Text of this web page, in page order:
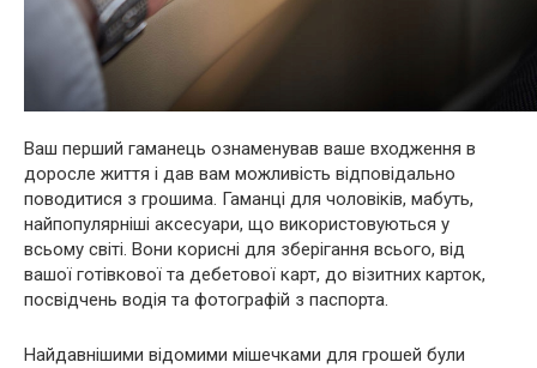
Ваш перший гаманець ознаменував ваше входження в
доросле життя і дав вам можливість відповідально
поводитися з грошима. Гаманці для чоловіків, мабуть,
найпопулярніші аксесуари, що використовуються у
всьому світі. Вони корисні для зберігання всього, від
вашої готівкової та дебетової карт, до візитних карток,
посвідчень водія та фотографій з паспорта.
Найдавнішими відомими мішечками для грошей були